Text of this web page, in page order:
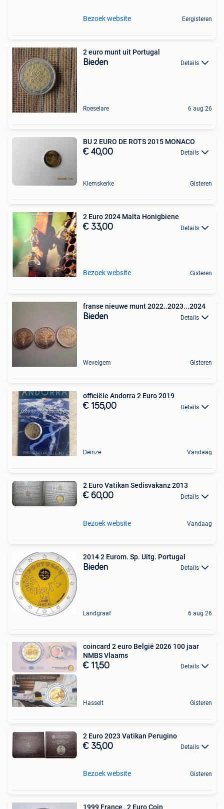
Bezoek website Eergisteren
2 euro munt uit Portugal
Bieden Details
Roeselare 6 aug 26
BU 2 EURO DE ROTS 2015 MONACO
€ 40,00 Details
Klemskerke Gisteren
2 Euro 2024 Malta Honigbiene
€ 33,00 Details
Bezoek website Gisteren
franse nieuwe munt 2022..2023...2024
Bieden Details
Wevelgem Gisteren
officiële Andorra 2 Euro 2019
€ 155,00 Details
Deinze Vandaag
2 Euro Vatikan Sedisvakanz 2013
€ 60,00 Details
Bezoek website Vandaag
2014 2 Eurom. Sp. Uitg. Portugal
Bieden Details
Landgraaf 6 aug 26
coincard 2 euro België 2026 100 jaar
NMBS Vlaams
€ 11,50 Details
Hasselt Gisteren
2 Euro 2023 Vatikan Perugino
€ 35,00 Details
Bezoek website Gisteren
1999 France , 2 Euro Coin